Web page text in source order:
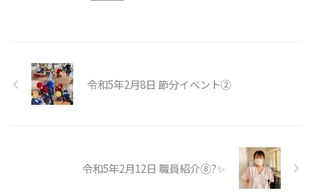
令和5年2月8日 節分イベント②
令和5年2月12日 職員紹介⑧?✨️